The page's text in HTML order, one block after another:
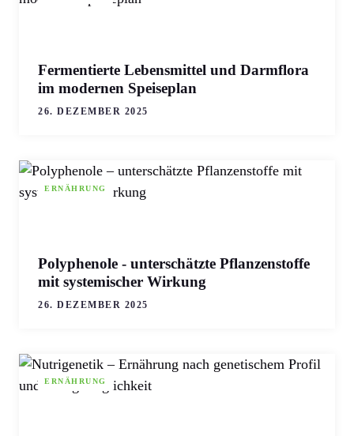
Fermentierte Lebensmittel und Darmflora
im modernen Speiseplan
26. DEZEMBER 2025
ERNÄHRUNG
Polyphenole - unterschätzte Pflanzenstoffe
mit systemischer Wirkung
26. DEZEMBER 2025
ERNÄHRUNG